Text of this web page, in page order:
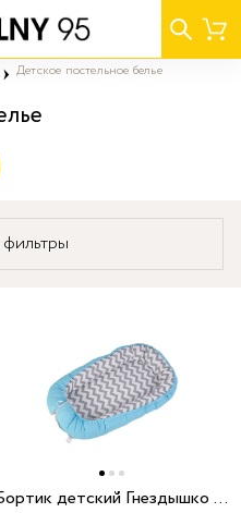
Детское постельное белье
Бортик детский Гнездышко Polini kids Зигзаг голубой